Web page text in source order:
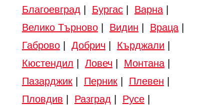
Благоевград Бургас| Варна|
Велико Търново| Видин Враца|
Габрово| Добрич Кърджали
Кюстендил
Ловеч Монтана|
Пазарджик| Перник| Плевен
Пловдив
Разград Русе|